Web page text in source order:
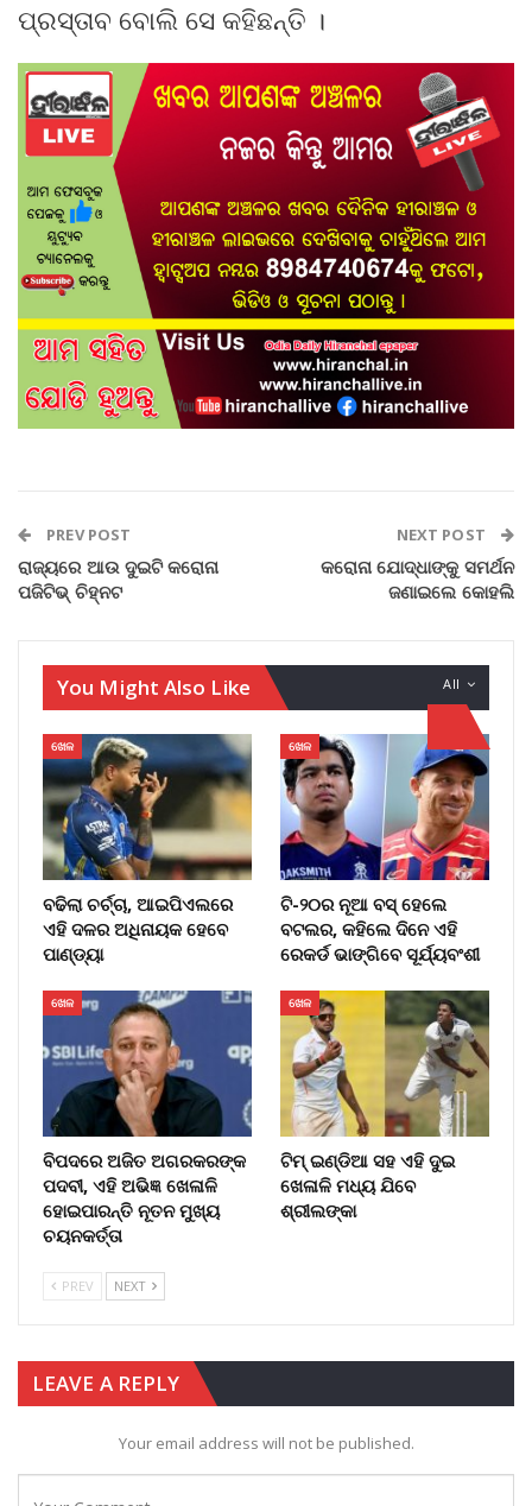
ପ୍ରସ୍ତାବ ବୋଲି ସେ କହିଛନ୍ତି ।
PREV POST
ରାଜ୍ୟରେ ଆଉ ଦୁଇଟି କରୋନା
ପଜିଟିଭ୍ ଚିହ୍ନଟ
NEXT POST
କରୋନା ଯୋଦ୍ଧାଙ୍କୁ ସମର୍ଥନ
ଜଣାଇଲେ କୋହଲି
All
You Might Also Like
ଖେଳ
ବଢିଲା ଚର୍ଚ୍ଚା, ଆଇପିଏଲରେ
ଏହି ଦଳର ଅଧିନାୟକ ହେବେ
ପାଣ୍ଡ୍ୟା
ଖେଳ
ଟି-୨୦ର ନୂଆ ବସ୍ ହେଲେ
ବଟଲର, କହିଲେ ଦିନେ ଏହି
ରେକର୍ଡ ଭାଙ୍ଗିବେ ସୂର୍ଯ୍ୟବଂଶୀ
ଖେଳ
ବିପଦରେ ଅଜିତ ଅଗରକରଙ୍କ
ପଦବୀ, ଏହି ଅଭିଜ୍ଞ ଖେଳାଳି
ହୋଇପାରନ୍ତି ନୂତନ ମୁଖ୍ୟ
ଚୟନକର୍ତ୍ତା
ଖେଳ
ଟିମ୍ ଇଣ୍ଡିଆ ସହ ଏହି ଦୁଇ
ଖେଳାଳି ମଧ୍ୟ ଯିବେ
ଶ୍ରୀଲଙ୍କା
PREV NEXT
LEAVE A REPLY
Your email address will not be published.